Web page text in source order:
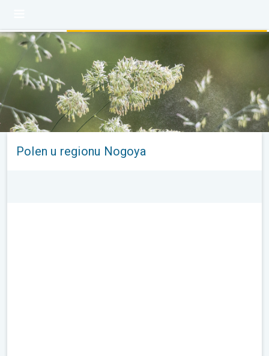
Polen u regionu Nogoya